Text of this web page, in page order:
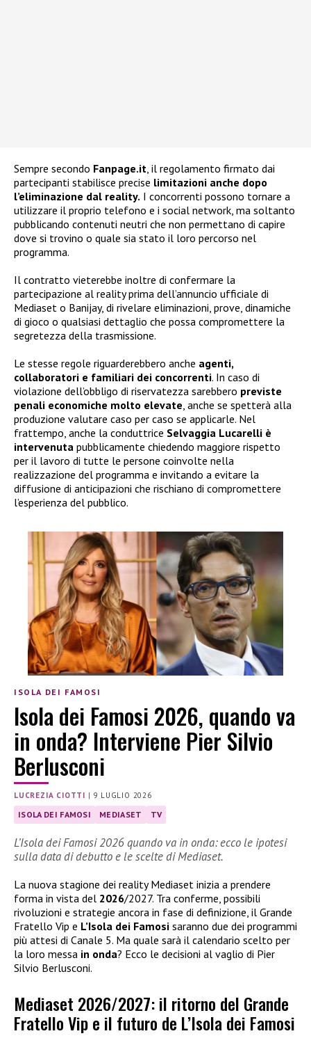
Sempre secondo Fanpage.it , il regolamento firmato dai
partecipanti stabilisce precise limitazioni anche dopo
l’eliminazione dal reality. I concorrenti possono tornare a
utilizzare il proprio telefono e i social network, ma soltanto
pubblicando contenuti neutri che non permettano di capire
dove si trovino o quale sia stato il loro percorso nel
programma.
Il contratto vieterebbe inoltre di confermare la
partecipazione al reality prima dell’annuncio ufficiale di
Mediaset o Banijay, di rivelare eliminazioni, prove, dinamiche
di gioco o qualsiasi dettaglio che possa compromettere la
segretezza della trasmissione.
Le stesse regole riguarderebbero anche agenti,
collaboratori e familiari dei concorrenti. In caso di
violazione dell’obbligo di riservatezza sarebbero previste
penali economiche molto elevate , anche se spetterà alla
produzione valutare caso per caso se applicarle. Nel
frattempo, anche la conduttrice Selvaggia Lucarelli è
intervenuta pubblicamente chiedendo maggiore rispetto
per il lavoro di tutte le persone coinvolte nella
realizzazione del programma e invitando a evitare la
diffusione di anticipazioni che rischiano di compromettere
l’esperienza del pubblico.
ISOLA DEI FAMOSI
Isola dei Famosi 2026, quando va
in onda? Interviene Pier Silvio
Berlusconi
LUCREZIA CIOTTI | 9 LUGLIO 2026
ISOLA DEI FAMOSI MEDIASET TV
L’Isola dei Famosi 2026 quando va in onda: ecco le ipotesi
sulla data di debutto e le scelte di Mediaset.
La nuova stagione dei reality Mediaset inizia a prendere
forma in vista del 2026/2027. Tra conferme, possibili
rivoluzioni e strategie ancora in fase di definizione, il Grande
Fratello Vip e L’Isola dei Famosi saranno due dei programmi
più attesi di Canale 5. Ma quale sarà il calendario scelto per
la loro messa in onda? Ecco le decisioni al vaglio di Pier
Silvio Berlusconi.
Mediaset 2026/2027: il ritorno del Grande
Fratello Vip e il futuro de L’Isola dei Famosi